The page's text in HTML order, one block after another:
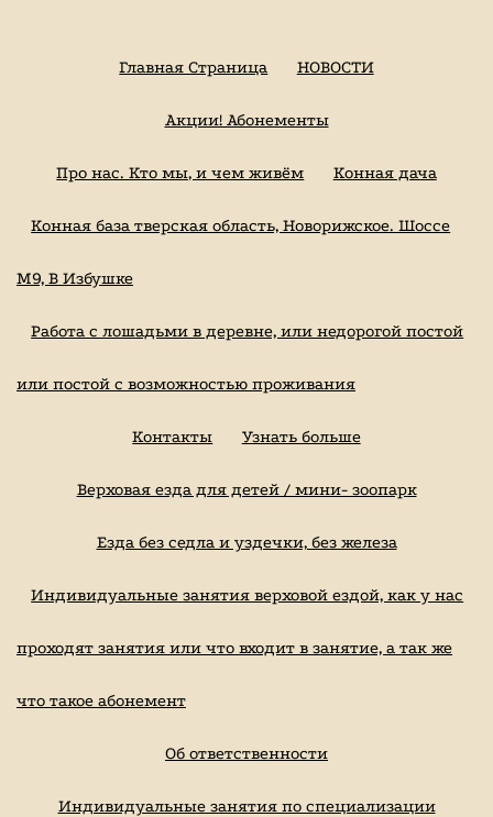
Главная Страница НОВОСТИ
Акции! Абонементы
Про нас. Кто мы, и чем живём Конная дача
Конная база тверская область, Новорижское. Шоссе
М9, В Избушке
Работа с лошадьми в деревне, или недорогой постой
или постой с возможностью проживания
Контакты Узнать больше
Верховая езда для детей / мини- зоопарк
Езда без седла и уздечки, без железа
Индивидуальные занятия верховой ездой, как у нас
проходят занятия или что входит в занятие, а так же
что такое абонемент
Об ответственности
Индивидуальные занятия по специализации